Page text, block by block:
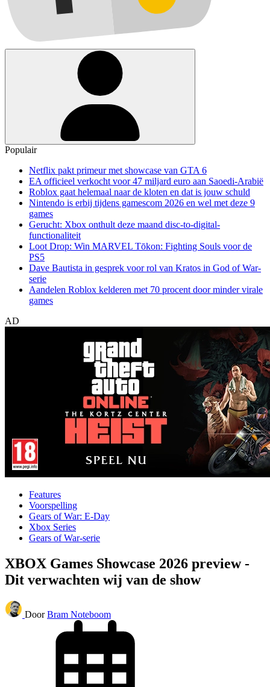
Populair
Netflix pakt primeur met showcase van GTA 6
EA officieel verkocht voor 47 miljard euro aan Saoedi-Arabië
Roblox gaat helemaal naar de kloten en dat is jouw schuld
Nintendo is erbij tijdens gamescom 2026 en wel met deze 9
games
Gerucht: Xbox onthult deze maand disc-to-digital-
functionaliteit
Loot Drop: Win MARVEL Tōkon: Fighting Souls voor de
PS5
Dave Bautista in gesprek voor rol van Kratos in God of War-
serie
Aandelen Roblox kelderen met 70 procent door minder virale
games
AD
Features
Voorspelling
Gears of War: E-Day
Xbox Series
Gears of War-serie
XBOX Games Showcase 2026 preview -
Dit verwachten wij van de show
Door Bram Noteboom